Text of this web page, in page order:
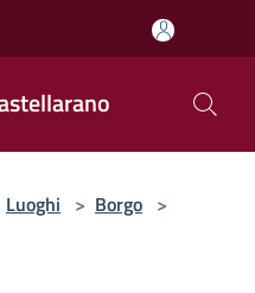
Luoghi > Borgo >